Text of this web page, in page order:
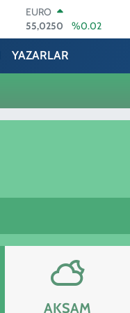
EURO
55,0250
%0.02
STERLİN
64,2398
13.768
%48
BITCOIN
YAZARLAR
AKŞAM